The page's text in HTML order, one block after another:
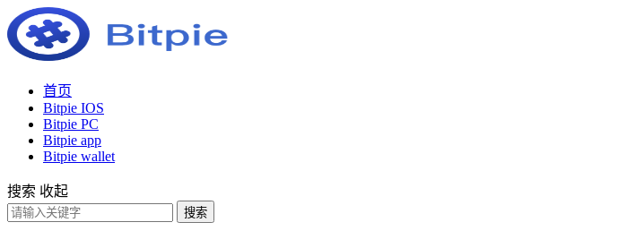
首页
Bitpie IOS
Bitpie PC
Bitpie app
Bitpie wallet
搜索 收起
搜索